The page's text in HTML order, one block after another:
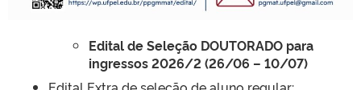
Edital de Seleção DOUTORADO para
ingressos 2026/2 (26/06 – 10/07)